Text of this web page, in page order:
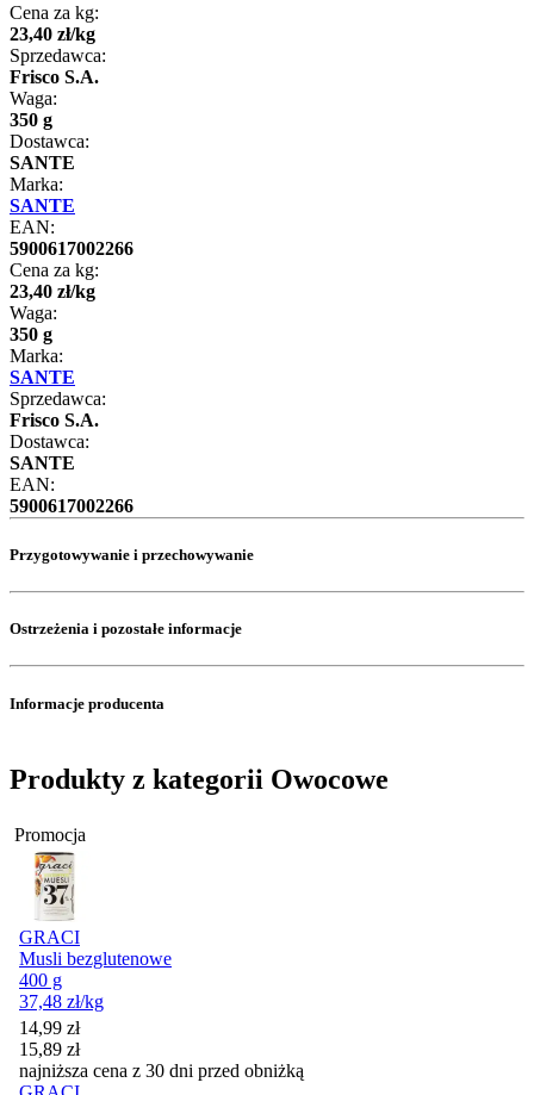
Cena za kg:
23,40 zł/kg
Sprzedawca:
Frisco S.A.
Waga:
350 g
Dostawca:
SANTE
Marka:
SANTE
EAN:
5900617002266
Cena za kg:
23,40 zł/kg
Waga:
350 g
Marka:
SANTE
Sprzedawca:
Frisco S.A.
Dostawca:
SANTE
EAN:
5900617002266
Przygotowywanie i przechowywanie
Ostrzeżenia i pozostałe informacje
Informacje producenta
Produkty z kategorii Owocowe
Promocja
GRACI
Musli bezglutenowe
400 g
37,48 zł/kg
Cena promocyjna
14,99 zł
15,89 zł
najniższa cena z 30 dni przed obniżką